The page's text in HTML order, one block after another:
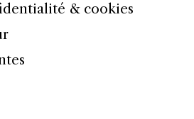
& cookies